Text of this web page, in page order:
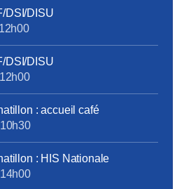
DSI/DISU
12h00
DSI/DISU
12h00
: accueil café
10h30
: HIS Nationale
14h00